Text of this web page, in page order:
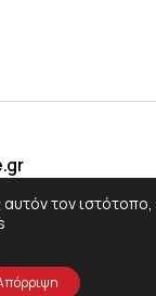
τον ιστότοπο,